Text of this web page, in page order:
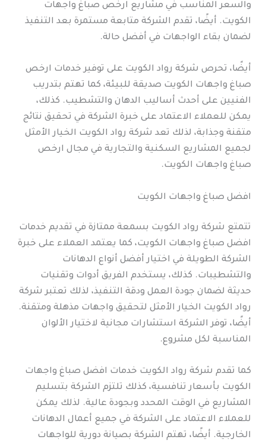
والسعر المناسب في مشاريع ارخص صباغ واجهات
الكويت. أيضًا، تقدم الشركة متابعة مستمرة بعد التنفيذ
لضمان بقاء الواجهات في أفضل حالة.
أيضًا، تحرص شركة رواد الكويت على توفير خدمات ارخص
صباغ واجهات الكويت صديقة للبيئة، كما تهتم بتدريب
الفنيين على أحدث أساليب الدهان والتشطيب. كذلك،
يمكن للعملاء الاعتماد على خبرة الشركة في تحقيق نتائج
متقنة وجذابة، لذلك تعد شركة رواد الكويت الخيار الأمثل
لجميع المشاريع السكنية والتجارية في مجال ارخص
صباغ واجهات الكويت.
افضل صباغ واجهات الكويت
تتمتع شركة رواد الكويت بسمعة ممتازة في تقديم خدمات
افضل صباغ واجهات الكويت، كما يعتمد العملاء على خبرة
الشركة الطويلة في اختيار أفضل أنواع الدهانات
والتشطيبات. كذلك، يستخدم الفريق أدوات وتقنيات
حديثة لضمان جودة العمل ودقة التنفيذ، لذلك تعتبر شركة
رواد الكويت الخيار الأمثل لتحقيق واجهات مذهلة ومتقنة.
أيضًا، توفر الشركة استشارات مجانية لاختيار الألوان
المناسبة لكل مشروع.
كما تقدم شركة رواد الكويت خدمات افضل صباغ واجهات
الكويت بأسعار تنافسية، كذلك تلتزم الشركة بتسليم
المشاريع في الوقت المحدد وبجودة عالية. لذلك يمكن
للعملاء الاعتماد على الشركة في جميع أعمال الدهانات
الخارجية. أيضًا، تهتم الشركة بصيانة دورية للواجهات